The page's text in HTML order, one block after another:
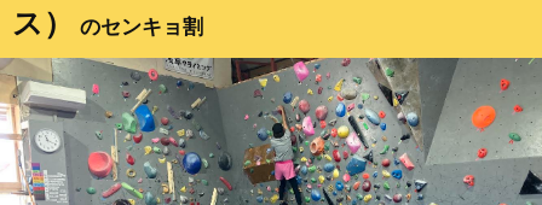
ス）
のセンキョ割